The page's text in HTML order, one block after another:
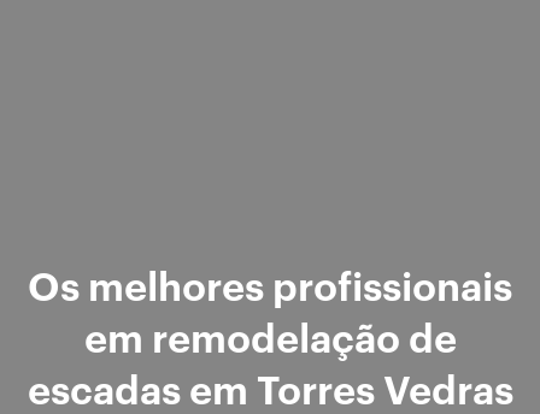
Os melhores profissionais
em remodelação de
escadas em Torres Vedras